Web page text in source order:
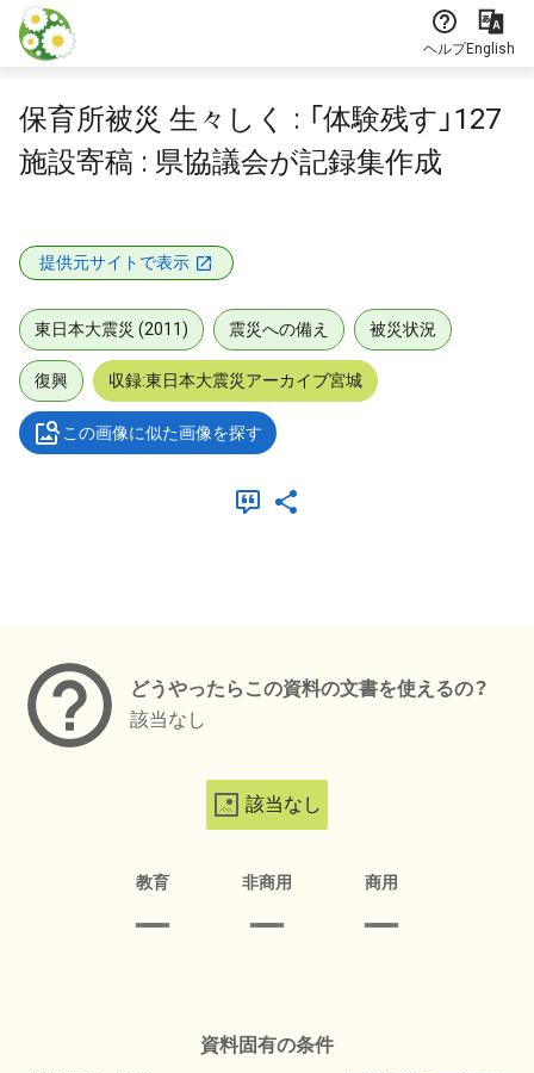
本文に飛ぶ
ヘルプEnglish
保育所被災 生々しく : 「体験残す」127
施設寄稿 : 県協議会が記録集作成
提供元サイトで表示
東日本大震災 (2011) 震災への備え 被災状況
復興 収録:東日本大震災アーカイブ宮城
この画像に似た画像を探す
どうやったらこの資料の文書を使えるの？
該当なし
該当なし
教育 非商用 商用
資料固有の条件